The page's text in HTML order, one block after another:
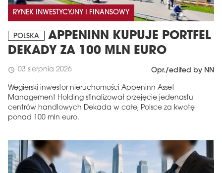
RYNEK INWESTYCYJNY I FINANSOWY
POLSKA
APPENINN KUPUJE PORTFEL
DEKADY ZA 100 MLN EURO
schedule 03 sierpnia 2026 Opr./edited by NN
Węgierski inwestor nieruchomości Appeninn Asset
Management Holding sfinalizował przejęcie jedenastu
centrów handlowych Dekada w całej Polsce za kwotę
ponad 100 mln euro.